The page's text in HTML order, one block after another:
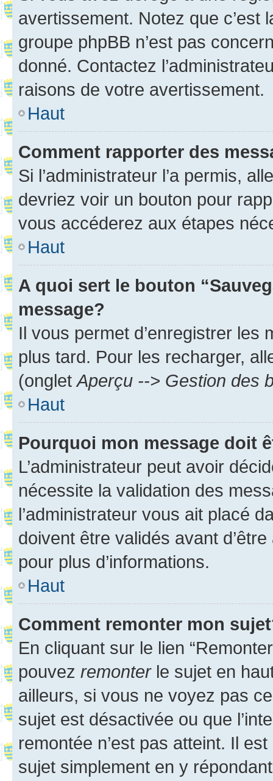
avertissement. Notez que c’est
groupe phpBB n’est pas
donné. Contactez
raisons de votre avertissement.
Haut
Comment rapporter des
Si l’administrateur l’a permis,
devriez voir un bouton pour
vous accéderez aux étapes
Haut
A quoi sert le bouton
message?
Il vous permet d’enregistrer
plus tard. Pour les recharger,
(onglet Aperçu --> Gestion des
Haut
Pourquoi mon message doit
L’administrateur peut avoir
nécessite la validation des
l’administrateur vous ait placé
doivent être validés avant
pour plus d’informations.
Haut
Comment remonter mon
En cliquant sur le lien
pouvez remonterle sujet en
ailleurs, si vous ne voyez pas
sujet est désactivée ou que
remontée n’est pas atteint. Il
sujet simplement en y